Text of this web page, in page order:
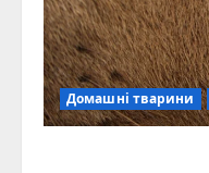
Домашні тварини